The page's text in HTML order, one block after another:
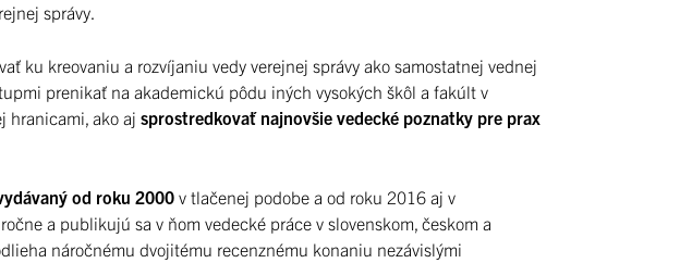
správy.
ku kreovaniu a rozvíjaniu vedy verejnej správy ako samostatnej vednej
prenikať na akademickú pôdu iných vysokých škôl a fakúlt v
hranicami, ako aj sprostredkovať najnovšie vedecké poznatky pre prax
od roku 2000 v tlačenej podobe a od roku 2016 aj v
a publikujú sa v ňom vedecké práce v slovenskom, českom a
náročnému dvojitému recenznému konaniu nezávislými